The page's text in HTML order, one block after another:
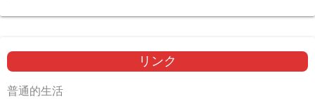
リンク
普通的生活